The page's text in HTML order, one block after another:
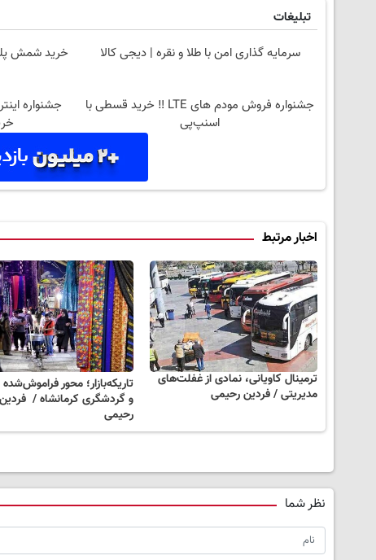
تبلیغات
سرمایه گذاری امن با طلا و نقره | دیجی کالا
خرید شمش پلمپ
جشنواره فروش مودم های LTE ‼️ خرید قسطی با
اسنپ‌پی
خرید 4
اخبار مرتبط
ترمینال کاویانی، نمادی از غفلت‌های
مدیریتی / فردین رحیمی
تاریکه‌بازار؛ محور
و گردشگری کرمانشاه / فردین
رحیمی
نظر شما